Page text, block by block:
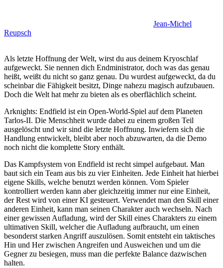
Jean-Michel
Reupsch
Als letzte Hoffnung der Welt, wirst du aus deinem Kryoschlaf
aufgeweckt. Sie nennen dich Endministrator, doch was das genau
heißt, weißt du nicht so ganz genau. Du wurdest aufgeweckt, da du
scheinbar die Fähigkeit besitzt, Dinge nahezu magisch aufzubauen.
Doch die Welt hat mehr zu bieten als es oberflächlich scheint.
Arknights: Endfield ist ein Open-World-Spiel auf dem Planeten
Tarlos-II. Die Menschheit wurde dabei zu einem großen Teil
ausgelöscht und wir sind die letzte Hoffnung. Inwiefern sich die
Handlung entwickelt, bleibt aber noch abzuwarten, da die Demo
noch nicht die komplette Story enthält.
Das Kampfsystem von Endfield ist recht simpel aufgebaut. Man
baut sich ein Team aus bis zu vier Einheiten. Jede Einheit hat hierbei
eigene Skills, welche benutzt werden können. Vom Spieler
kontrolliert werden kann aber gleichzeitig immer nur eine Einheit,
der Rest wird von einer KI gesteuert. Verwendet man den Skill einer
anderen Einheit, kann man seinen Charakter auch wechseln. Nach
einer gewissen Aufladung, wird der Skill eines Charakters zu einem
ultimativen Skill, welcher die Aufladung aufbraucht, um einen
besonderst starken Angriff auszulösen. Somit entsteht ein taktisches
Hin und Her zwischen Angreifen und Ausweichen und um die
Gegner zu besiegen, muss man die perfekte Balance dazwischen
halten.